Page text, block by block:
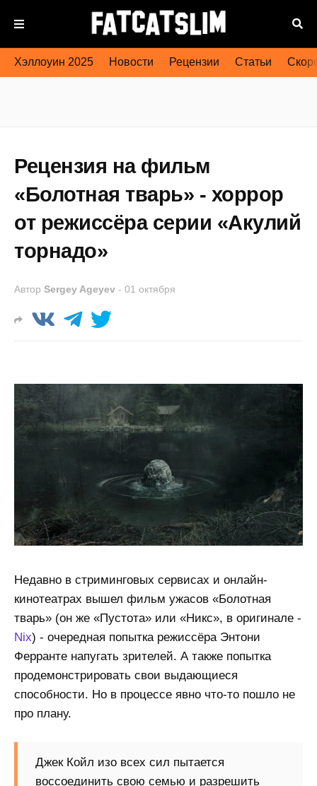
Хэллоуин 2025 Новости Рецензии Статьи
Рецензия на фильм
«Болотная тварь» - хоррор
от режиссёра серии «Акулий
торнадо»
Автор Sergey Ageyev - 01 октября
Недавно в стриминговых сервисах и онлайн-
кинотеатрах вышел фильм ужасов «Болотная
тварь» (он же «Пустота» или «Никс», в оригинале -
Nix) - очередная попытка режиссёра Энтони
Ферранте напугать зрителей. А также попытка
продемонстрировать свои выдающиеся
способности. Но в процессе явно что-то пошло не
про плану.
Джек Койл изо всех сил пытается
воссоединить свою семью и разрешить